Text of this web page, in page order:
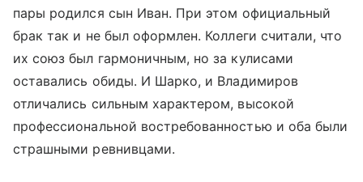
пары родился сын Иван. При этом официальный
брак так и не был оформлен. Коллеги считали, что
их союз был гармоничным, но за кулисами
оставались обиды. И Шарко, и Владимиров
отличались сильным характером, высокой
профессиональной востребованностью и оба были
страшными ревнивцами.